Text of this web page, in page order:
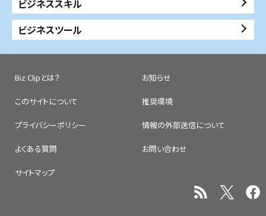
ビジネススキル
ビジネスツール
Biz Clipとは？ お知らせ
このサイトについて 推奨環境
プライバシーポリシー 情報の外部送信について
よくある質問 お問い合わせ
サイトマップ